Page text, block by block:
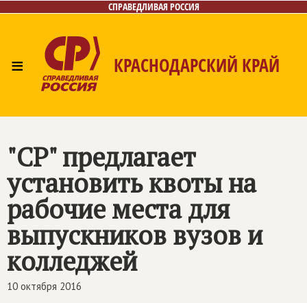
СПРАВЕДЛИВАЯ РОССИЯ
≡ КРАСНОДАРСКИЙ КРАЙ
"СР" предлагает
установить квоты на
рабочие места для
выпускников вузов и
колледжей
10 октября 2016